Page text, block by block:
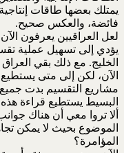
يمتلك بعضها طاقات
فائضة، والعكس صحيح.
لعل العراقيين يعرفون
يؤدي إلى تسهيل عملية
الخليج. مع ذلك بقي
الآن، لكن إلى متى
مشاريع التقسيم بدت
البسيط يستطيع قراءة هذه
ألا تروا معي أن هناك
الموضوع بحيث لا يمكن
المؤامرة؟